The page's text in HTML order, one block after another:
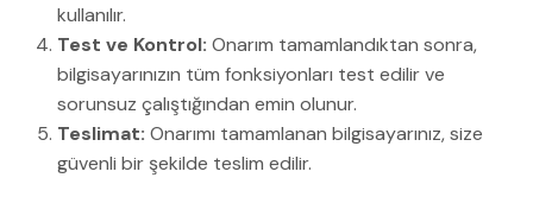
kullanılır.
Test ve Kontrol: Onarım tamamlandıktan sonra,
bilgisayarınızın tüm fonksiyonları test edilir ve
sorunsuz çalıştığından emin olunur.
Teslimat: Onarımı tamamlanan bilgisayarınız, size
güvenli bir şekilde teslim edilir.